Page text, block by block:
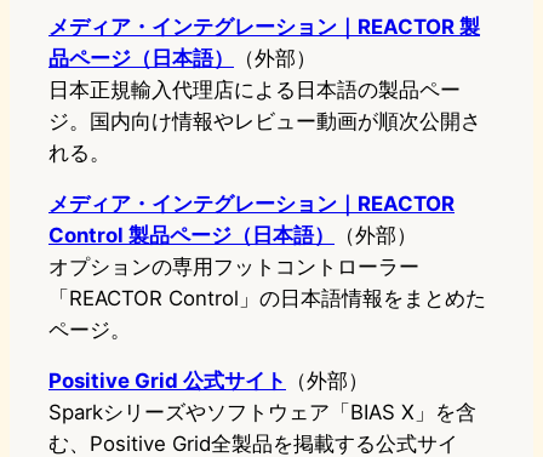
メディア・インテグレーション｜REACTOR 製
品ページ（日本語）
（外部）
日本正規輸入代理店による日本語の製品ペー
ジ。国内向け情報やレビュー動画が順次公開さ
れる。
メディア・インテグレーション｜REACTOR
Control 製品ページ（日本語）
（外部）
オプションの専用フットコントローラー
「REACTOR Control」の日本語情報をまとめた
ページ。
Positive Grid 公式サイト
（外部）
Sparkシリーズやソフトウェア「BIAS X」を含
む、Positive Grid全製品を掲載する公式サイ